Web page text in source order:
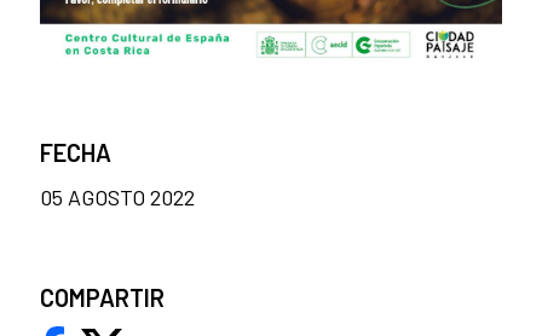
FECHA
05 AGOSTO 2022
COMPARTIR